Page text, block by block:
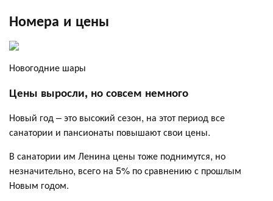
Номера и цены
Новогодние шары
Цены выросли, но совсем немного
Новый год – это высокий сезон, на этот период все
санатории и пансионаты повышают свои цены.
В санатории им Ленина цены тоже поднимутся, но
незначительно, всего на 5% по сравнению с прошлым
Новым годом.